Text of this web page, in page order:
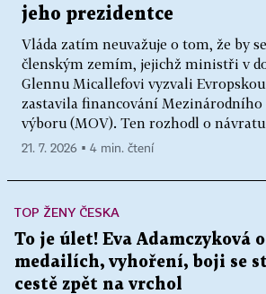
jeho prezidentce
Vláda zatím neuvažuje o tom, že by
členským zemím, jejichž ministři v
Glennu Micallefovi vyzvali
zastavila financování
výboru (MOV). Ten rozhodl o
21. 7. 2026 ▪ 4 min. čtení
TOP ŽENY ČESKA
To je úlet! Eva Adamczyková
medailích, vyhoření, boji se
cestě zpět na vrchol